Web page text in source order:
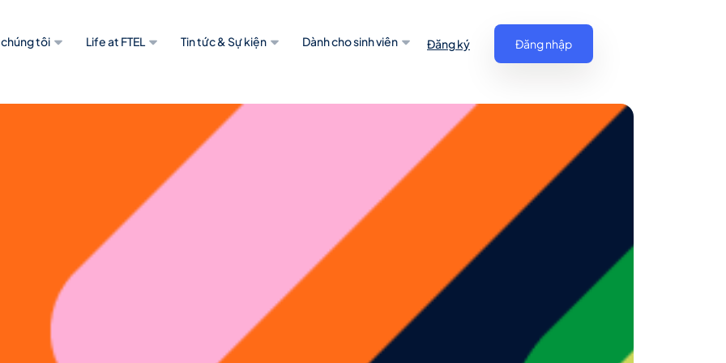
tôi Life at FTEL Tin tức & Sự kiện Dành cho sinh viên Đăng ký Đăng nhập